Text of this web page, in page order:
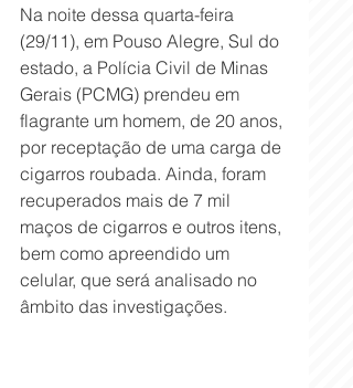
Na noite dessa quarta-feira
(29/11), em Pouso Alegre, Sul do
estado, a Polícia Civil de Minas
Gerais (PCMG) prendeu em
flagrante um homem, de 20 anos,
por receptação de uma carga de
cigarros roubada. Ainda, foram
recuperados mais de 7 mil
maços de cigarros e outros itens,
bem como apreendido um
celular, que será analisado no
âmbito das investigações.